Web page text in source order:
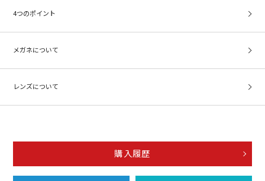
4つのポイント
メガネについて
レンズについて
購入履歴